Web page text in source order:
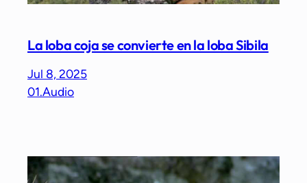
La loba coja se convierte en la loba Sibila
Jul 8, 2025
01.Audio